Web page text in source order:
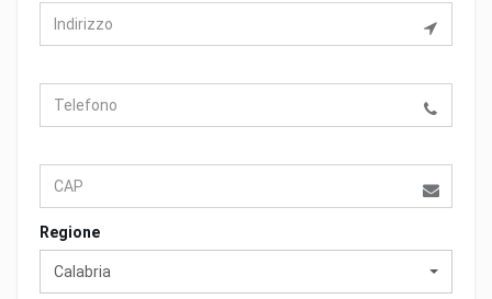
Regione
Calabria